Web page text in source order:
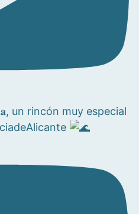
un rincón muy especial